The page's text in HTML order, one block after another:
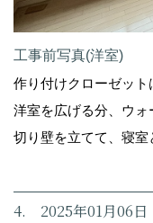
工事前写真(洋室)
作り付けクローゼッ
洋室を広げる分、ウ
切り壁を立てて、寝室
4. 2025年01月06日